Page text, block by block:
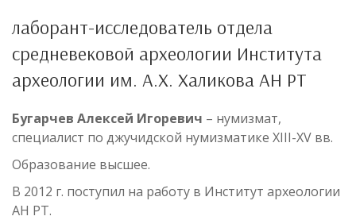
лаборант-исследователь отдела
средневековой археологии Института
археологии им. А.Х. Халикова АН РТ
Бугарчев Алексей Игоревич – нумизмат,
специалист по джучидской нумизматике XIII-XV вв.
Образование высшее.
В 2012 г. поступил на работу в Институт археологии
АН РТ.